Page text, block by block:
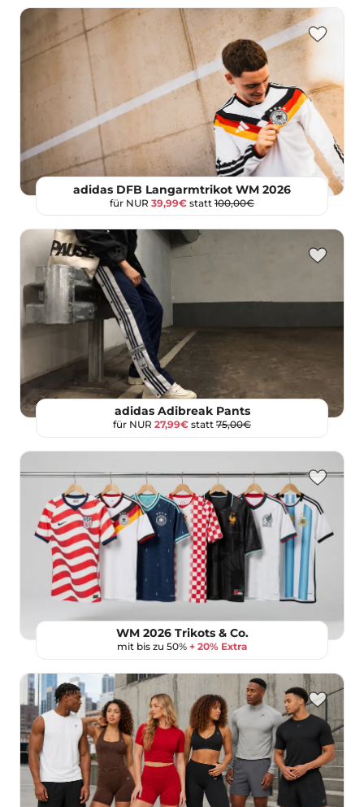
adidas DFB Langarmtrikot WM 2026
für NUR 39,99€ statt 100,00€
adidas Adibreak Pants
für NUR 27,99€ statt 75,00€
WM 2026 Trikots & Co.
mit bis zu 50% + 20% Extra